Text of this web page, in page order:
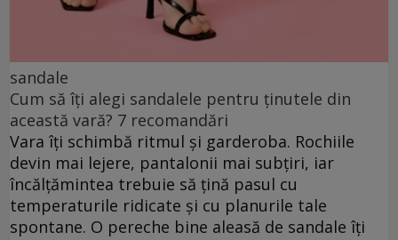
sandale
Cum să îți alegi sandalele pentru ținutele din
această vară? 7 recomandări
Vara îți schimbă ritmul și garderoba. Rochiile
devin mai lejere, pantalonii mai subțiri, iar
încălțămintea trebuie să țină pasul cu
temperaturile ridicate și cu planurile tale
spontane. O pereche bine aleasă de sandale îți